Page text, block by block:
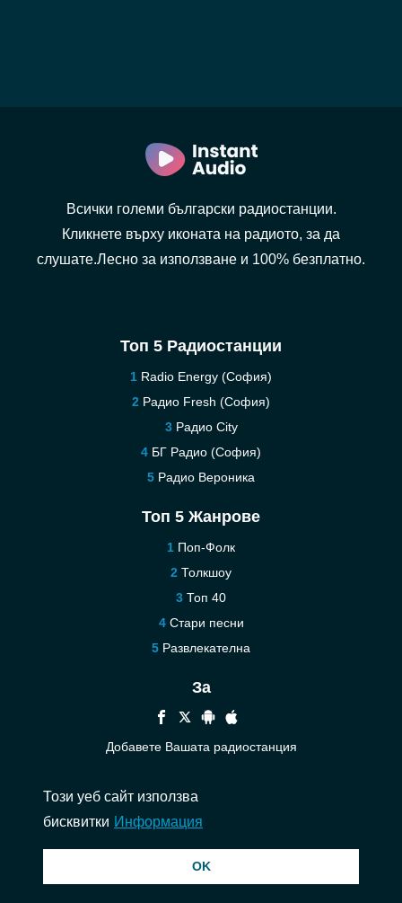
Всички големи български радиостанции.
Кликнете върху иконата на радиото, за да
слушате.Лесно за използване и 100% безплатно.
Топ 5 Радиостанции
Radio Energy (София)
Радио Fresh (София)
Pадио City
БГ Радио (София)
Радио Вероника
Топ 5 Жанрове
Поп-Фолк
Толкшоу
Топ 40
Стари песни
Развлекателна
За
Добавете Вашата радиостанция
Контакт
поверителност
Този уеб сайт използва
бисквитки Информация
OK